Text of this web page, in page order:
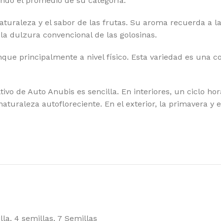
SEEDS
y el sabor de las frutas. Su aroma recuerda a
dulzura convencional de las golosinas.
principalmente a nivel físico. Esta variedad es una
de Auto Anubis es sencilla. En interiores, un ciclo
autofloreciente. En el exterior, la primavera y
, 4 semillas, 7 Semillas